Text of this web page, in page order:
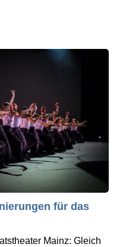
für das
Mainz: Gleich